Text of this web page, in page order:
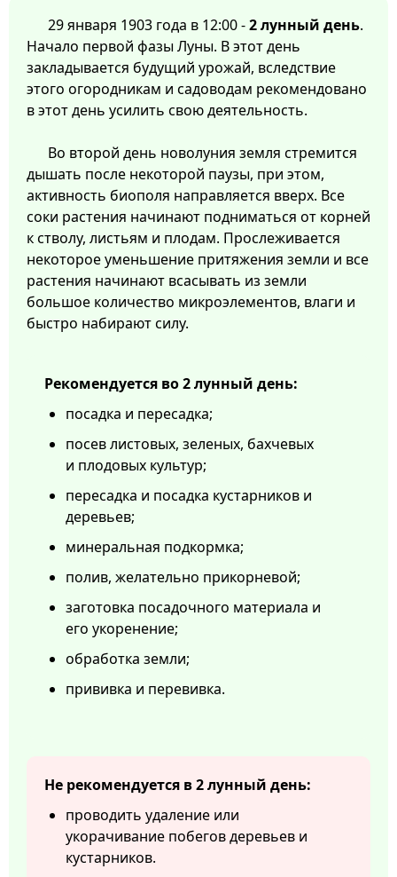
29 января 1903 года в 12:00 -2 лунный день.
Начало первой фазы Луны. В этот день
закладывается будущий урожай, вследствие
этого огородникам и садоводам рекомендовано
в этот день усилить свою деятельность.
Во второй день новолуния земля стремится
дышать после некоторой паузы, при этом,
активность биополя направляется вверх. Все
соки растения начинают подниматься от корней
к стволу, листьям и плодам. Прослеживается
некоторое уменьшение притяжения земли и все
растения начинают всасывать из земли
большое количество микроэлементов, влаги и
быстро набирают силу.
Рекомендуется во 2 лунный день:
посадка и пересадка;
посев листовых, зеленых, бахчевых
и плодовых культур;
пересадка и посадка кустарников и
деревьев;
минеральная подкормка;
полив, желательно прикорневой;
заготовка посадочного материала и
его укоренение;
обработка земли;
прививка и перевивка.
Не рекомендуется в 2 лунный день:
проводить удаление или
укорачивание побегов деревьев и
кустарников.